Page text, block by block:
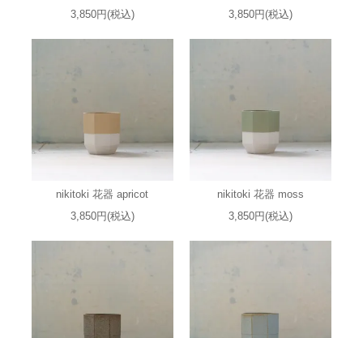
3,850円(税込)
3,850円(税込)
nikitoki 花器 apricot
3,850円(税込)
nikitoki 花器 moss
3,850円(税込)